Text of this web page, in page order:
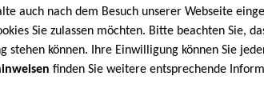
auch nach dem Besuch unserer Webseite
Sie zulassen möchten. Bitte beachten Sie,
stehen können. Ihre Einwilligung können Sie
finden Sie weitere entsprechende